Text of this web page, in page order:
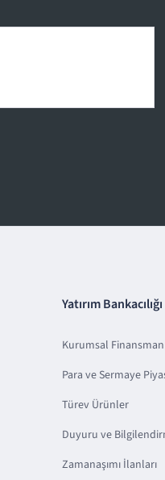
Yatırım Bankacılığı
Kurumsal Finansman
Para ve Sermaye
Türev Ürünler
Duyuru ve
Zamanaşımı İlanları